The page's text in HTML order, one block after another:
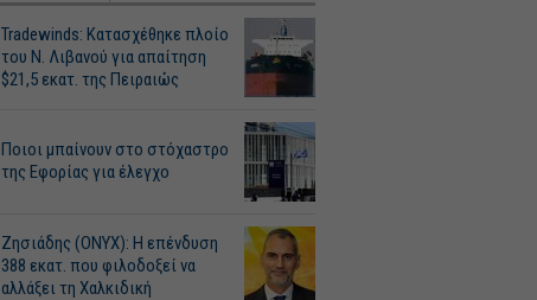
Tradewinds: Κατασχέθηκε πλοίο
του Ν. Λιβανού για απαίτηση
$21,5 εκατ. της Πειραιώς
Ποιοι μπαίνουν στο στόχαστρο
της Εφορίας για έλεγχο
Ζησιάδης (ONYX): Η επένδυση
388 εκατ. που φιλοδοξεί να
αλλάξει τη Χαλκιδική